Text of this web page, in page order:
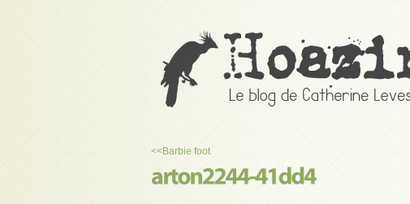
<<Barbie foot